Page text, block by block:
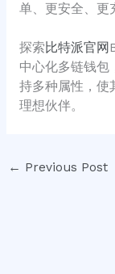
单、更安全、更
探索比特派官网
中心化多链钱包
持多种属性，使
理想伙伴。
← Previous Post